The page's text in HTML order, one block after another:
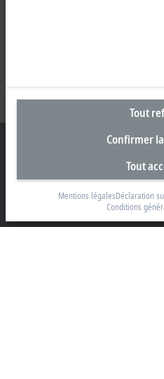
Siège social Belgique
Klaverbladstraat 11.2/2
Tout
Confirmer
Tout
Mentions légalesDéclaration
Conditions